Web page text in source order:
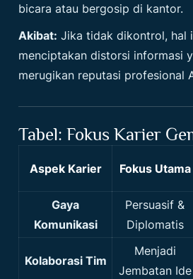
bicara atau bergosip di kantor.
Akibat: Jika tidak dikontrol, hal
menciptakan distorsi informasi
merugikan reputasi profesional
Tabel: Fokus Karier
Aspek Karier Fokus Utama
Gaya
Komunikasi
Persuasif &
Diplomatis
Kolaborasi Tim
Menjadi
Jembatan Ide